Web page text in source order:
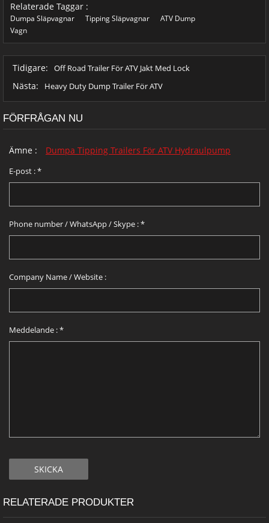
Relaterade Taggar :
Dumpa Släpvagnar Tipping Släpvagnar
ATV Dump
Vagn
Tidigare: Off Road Trailer För ATV Jakt Med Lock
Nästa: Heavy Duty Dump Trailer För ATV
FÖRFRÅGAN NU
Ämne : Dumpa Tipping Trailers För ATV Hydraulpump
E-post :*
Phone number / WhatsApp / Skype :*
Company Name / Website :
Meddelande :*
RELATERADE PRODUKTER